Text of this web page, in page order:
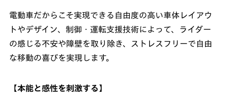
電動車だからこそ実現できる自由度の高い車体レイアウ
トやデザイン、制御・運転支援技術によって、ライダー
の感じる不安や障壁を取り除き、ストレスフリーで自由
な移動の喜びを実現します。
【本能と感性を刺激する】